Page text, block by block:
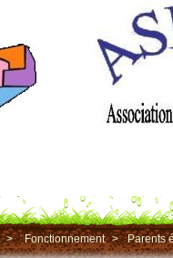
> Fonctionnement > Parents